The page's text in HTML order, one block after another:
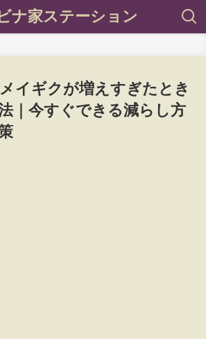
ナ家ステーション
イギクが増えすぎたとき
｜今すぐできる減らし方